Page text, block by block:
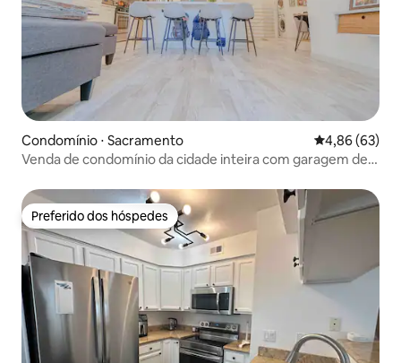
Condomínio ⋅ Sacramento 4,86 de uma
4,86 (63)
Venda de condomínio da cidade inteira com garagem de
Preferido dos hóspedes
Preferido dos hóspedes